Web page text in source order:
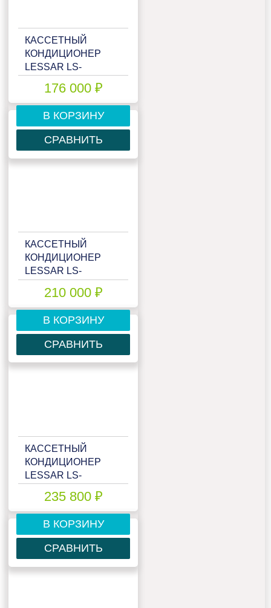
КАССЕТНЫЙ
КОНДИЦИОНЕР
LESSAR LS-
HE36UVA4/LZ-B4UB
176 000 ₽
В КОРЗИНУ
СРАВНИТЬ
КАССЕТНЫЙ
КОНДИЦИОНЕР
LESSAR LS-
HE48UVA4/LZ-B4UB
210 000 ₽
В КОРЗИНУ
СРАВНИТЬ
КАССЕТНЫЙ
КОНДИЦИОНЕР
LESSAR LS-
HE55UVA4/LZ-B4UB
235 800 ₽
В КОРЗИНУ
СРАВНИТЬ